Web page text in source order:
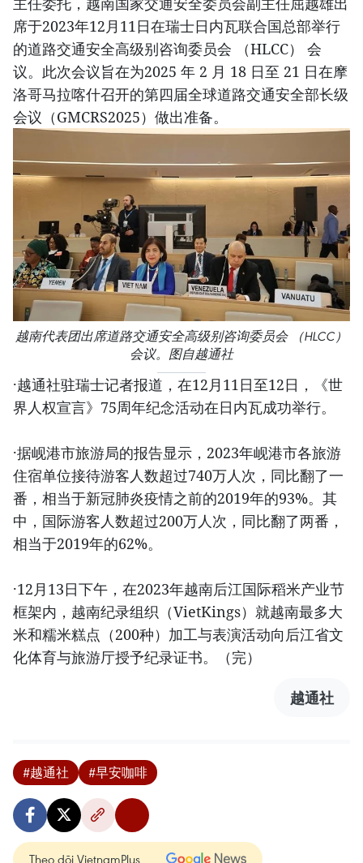
席于2023年12月11日在瑞士日内瓦联合国总部举行
的道路交通安全高级别咨询委员会 （HLCC） 会
议。此次会议旨在为2025 年 2 月 18 日至 21 日在摩
洛哥马拉喀什召开的第四届全球道路交通安全部长级
会议（GMCRS2025）做出准备。
越南代表团出席道路交通安全高级别咨询委员会 （HLCC）
会议。图自越通社
·越通社驻瑞士记者报道，在12月11日至12日，《世
界人权宣言》75周年纪念活动在日内瓦成功举行。
·据岘港市旅游局的报告显示，2023年岘港市各旅游
住宿单位接待游客人数超过740万人次，同比翻了一
番，相当于新冠肺炎疫情之前的2019年的93%。其
中，国际游客人数超过200万人次，同比翻了两番，
相当于2019年的62%。
·12月13日下午，在2023年越南后江国际稻米产业节
框架内，越南纪录组织（VietKings）就越南最多大
米和糯米糕点（200种）加工与表演活动向后江省文
化体育与旅游厅授予纪录证书。（完）
越通社
#越通社 #早安咖啡
Theo dõi VietnamPlus